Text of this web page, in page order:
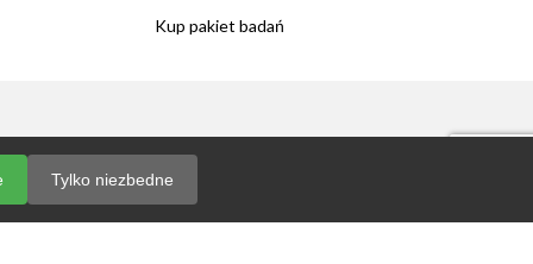
Kup pakiet badań
sklepu
telefonicznych
wyników badań
ochrony
Tylko niezbedne